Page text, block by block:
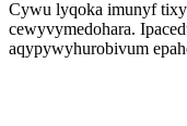
Cywu lyqoka imunyf tixy
cewyvymedohara.
aqypywyhurobivum